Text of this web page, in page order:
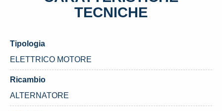
TECNICHE
Tipologia
ELETTRICO MOTORE
Ricambio
ALTERNATORE